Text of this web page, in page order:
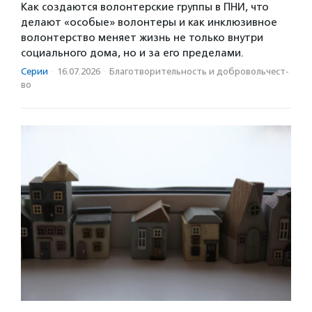
Как создаются волонтерские группы в ПНИ, что
делают «особые» волонтеры и как инклюзивное
волонтерство меняет жизнь не только внутри
социального дома, но и за его пределами.
Серии · 16.07.2026 · Благотвори­тель­ность и доброволь­чест­
во